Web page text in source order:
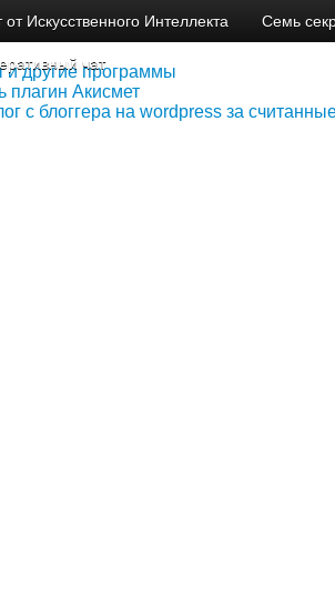
Искусственного Интеллекта Семь
чат
и другие программы
плагин Акисмет
с блоггера на wordpress за